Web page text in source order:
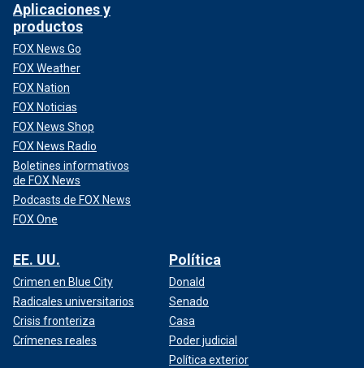
Aplicaciones y
productos
FOX News Go
FOX Weather
FOX Nation
FOX Noticias
FOX News Shop
FOX News Radio
Boletines informativos
de FOX News
Podcasts de FOX News
FOX One
EE. UU.
Crimen en Blue City
Radicales universitarios
Crisis fronteriza
Crímenes reales
Política
Donald
Senado
Casa
Poder judicial
Política exterior